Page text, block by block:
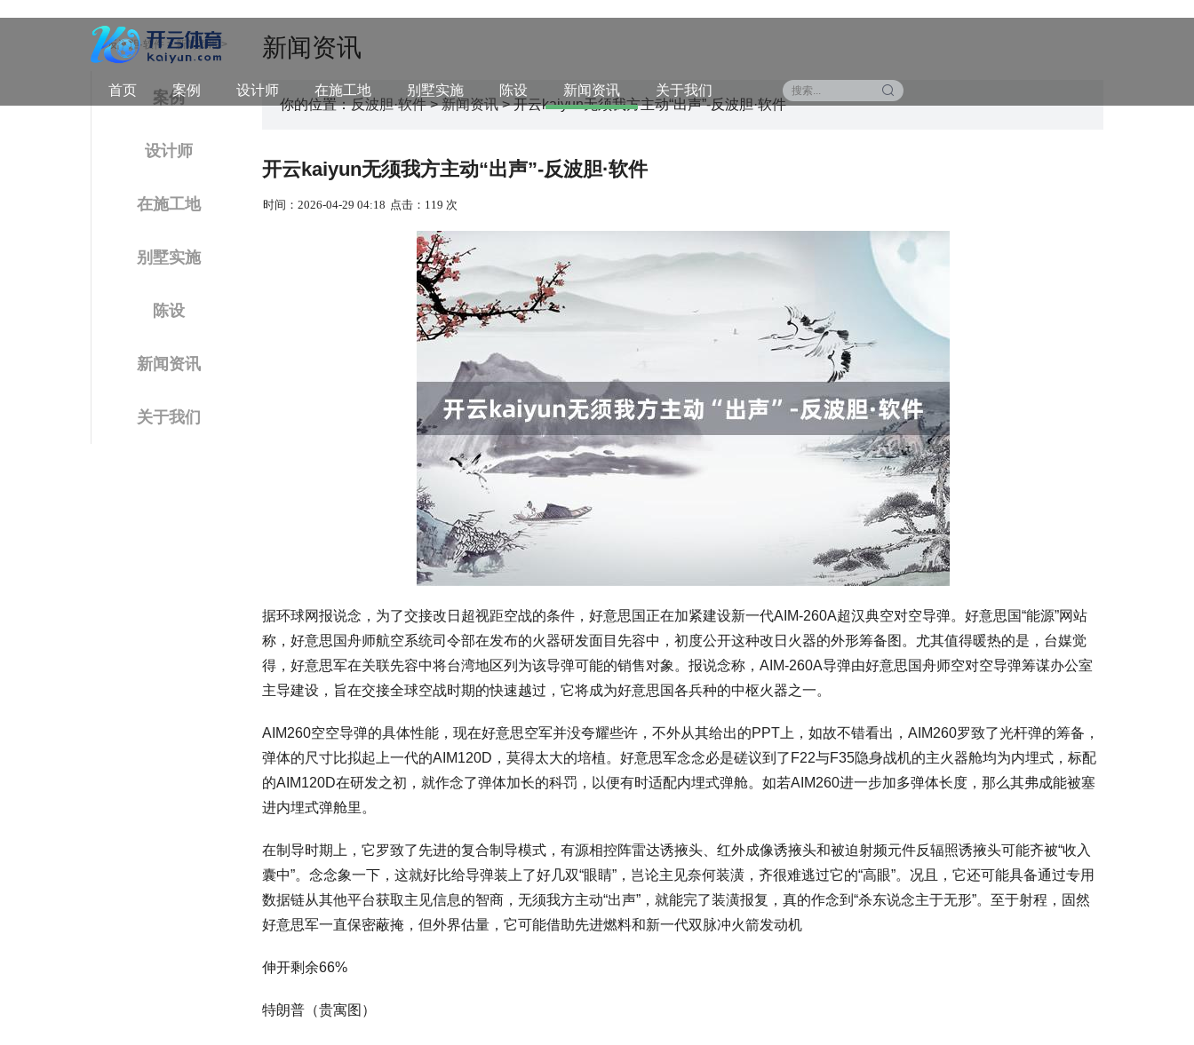
首页 案例 设计师 在施工地 别墅实施 陈设 新闻资讯 关于我们
反波胆·软件 >新闻资讯 >
案例
设计师
在施工地
别墅实施
陈设
新闻资讯
关于我们
新闻资讯
你的位置：反波胆·软件>新闻资讯> 开云kaiyun无须我方主动“出声”-反波胆·软件
开云kaiyun无须我方主动“出声”-反波胆·软件
时间：2026-04-29 04:18 点击：119 次
据环球网报说念，为了交接改日超视距空战的条件，好意思国正在加紧建设新一代AIM-260A超汉典空对空导弹。好意思国“能源”网站
称，好意思国舟师航空系统司令部在发布的火器研发面目先容中，初度公开这种改日火器的外形筹备图。尤其值得暖热的是，台媒觉
得，好意思军在关联先容中将台湾地区列为该导弹可能的销售对象。报说念称，AIM-260A导弹由好意思国舟师空对空导弹筹谋办公室
主导建设，旨在交接全球空战时期的快速越过，它将成为好意思国各兵种的中枢火器之一。
AIM260空空导弹的具体性能，现在好意思空军并没夸耀些许，不外从其给出的PPT上，如故不错看出，AIM260罗致了光杆弹的筹备，
弹体的尺寸比拟起上一代的AIM120D，莫得太大的培植。好意思军念念必是磋议到了F22与F35隐身战机的主火器舱均为内埋式，标配
的AIM120D在研发之初，就作念了弹体加长的科罚，以便有时适配内埋式弹舱。如若AIM260进一步加多弹体长度，那么其弗成能被塞
进内埋式弹舱里。
在制导时期上，它罗致了先进的复合制导模式，有源相控阵雷达诱掖头、红外成像诱掖头和被迫射频元件反辐照诱掖头可能齐被“收入
囊中”。念念象一下，这就好比给导弹装上了好几双“眼睛”，岂论主见奈何装潢，齐很难逃过它的“高眼”。况且，它还可能具备通过专用
数据链从其他平台获取主见信息的智商，无须我方主动“出声”，就能完了装潢报复，真的作念到“杀东说念主于无形”。至于射程，固然
好意思军一直保密蔽掩，但外界估量，它可能借助先进燃料和新一代双脉冲火箭发动机
伸开剩余66%
特朗普（贵寓图）